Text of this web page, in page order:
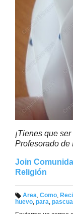
¡Tienes que
Profesorado de
Join
Religión
Et
Area, Como,
huevo, para,